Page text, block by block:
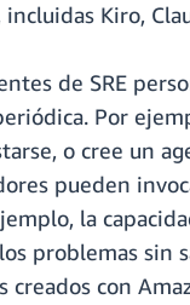
Kiro,
de SRE
Por
o cree un
pueden
la
problemas sin
creados con